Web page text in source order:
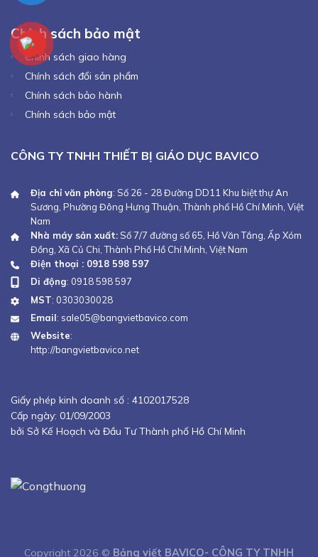
Chính sách bảo mật
Chính sách giao hàng
Chính sách đổi sản phẩm
Chính sách bảo hành
Chính sách bảo mật
CÔNG TY TNHH THIẾT BỊ GIÁO DỤC BAVICO
Địa chỉ văn phòng: Số 26 - 28 Đường DD11 Khu biệt thự An
Sương, Phường Đông Hưng Thuận, Thành phố Hồ Chí Minh, Việt
Nam
Nhà máy sản xuất: Số 7/7 đường số 65, Hồ Văn Tắng, Ấp Xóm
Đồng, Xã Củ Chi, Thành Phố Hồ Chí Minh, Việt Nam
Điện thoại : 0918 598 597
Di động: 0918 598 597
MST: 0303030028
Email: sale05@bangvietbavico.com
Website:
http://bangvietbavico.net
Giấy phép kinh doanh số : 4102017528
Cấp ngày: 01/09/2003
bởi Sở Kế Hoạch và Đầu Tư Thành phố Hồ Chí Minh
Copyright 2026 © Bảng viết BAVICO- CÔNG TY TNHH